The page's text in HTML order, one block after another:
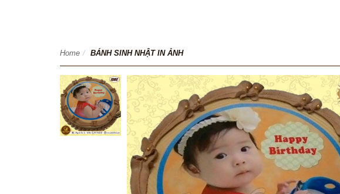
Home / BÁNH SINH NHẬT IN ẢNH